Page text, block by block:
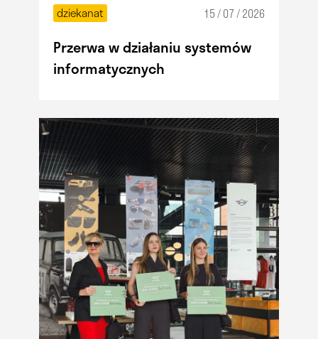
dziekanat 15 / 07 / 2026
Przerwa w działaniu systemów
informatycznych